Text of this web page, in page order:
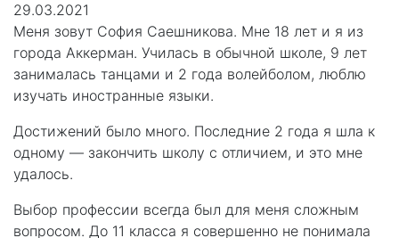
29.03.2021
Меня зовут София Саешникова. Мне 18 лет и я из
города Аккерман. Училась в обычной школе, 9 лет
занималась танцами и 2 года волейболом, люблю
изучать иностранные языки.
Достижений было много. Последние 2 года я шла к
одному — закончить школу с отличием, и это мне
удалось.
Выбор профессии всегда был для меня сложным
вопросом. До 11 класса я совершенно не понимала